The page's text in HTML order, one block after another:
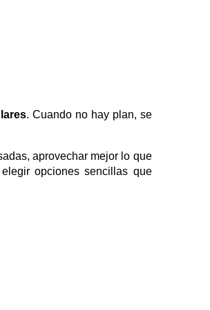
. Cuando no hay plan, se
aprovechar mejor lo que
opciones sencillas que